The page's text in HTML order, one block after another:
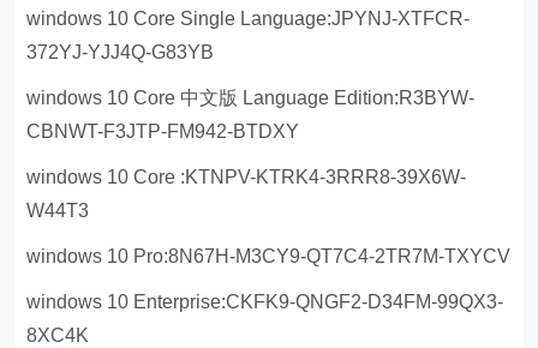
windows 10 Core Single Language:JPYNJ-XTFCR-
372YJ-YJJ4Q-G83YB
windows 10 Core 中文版 Language Edition:R3BYW-
CBNWT-F3JTP-FM942-BTDXY
windows 10 Core :KTNPV-KTRK4-3RRR8-39X6W-
W44T3
windows 10 Pro:8N67H-M3CY9-QT7C4-2TR7M-TXYCV
windows 10 Enterprise:CKFK9-QNGF2-D34FM-99QX3-
8XC4K